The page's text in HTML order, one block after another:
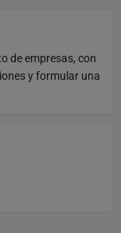
de empresas, con
y formular una